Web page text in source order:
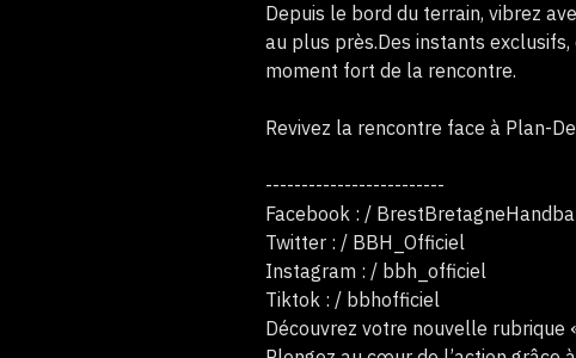
Depuis le bord du terrain, vibrez
au plus près.Des instants
moment fort de la rencontre.
Revivez la rencontre face à Plan-
-------------------------
Facebook : /
Twitter : / BBH_Officiel
Instagram : / bbh_officiel
Tiktok : / bbhofficiel
Découvrez votre nouvelle rubrique